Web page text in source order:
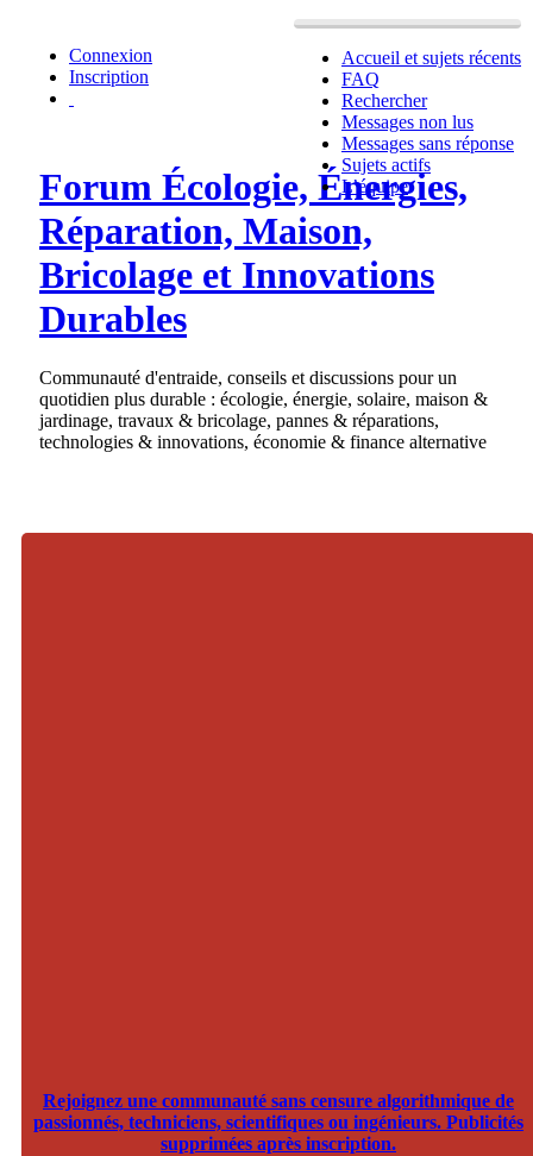
Accueil et sujets récents
FAQ
Rechercher
Messages non lus
Messages sans réponse
Sujets actifs
L’équipe
Connexion
Inscription
Forum Écologie, Énergies,
Réparation, Maison,
Bricolage et Innovations
Durables
Communauté d'entraide, conseils et discussions pour un
quotidien plus durable : écologie, énergie, solaire, maison &
jardinage, travaux & bricolage, pannes & réparations,
technologies & innovations, économie & finance alternative
Rejoignez une communauté sans censure algorithmique de
passionnés, techniciens, scientifiques ou ingénieurs. Publicités
supprimées après inscription.